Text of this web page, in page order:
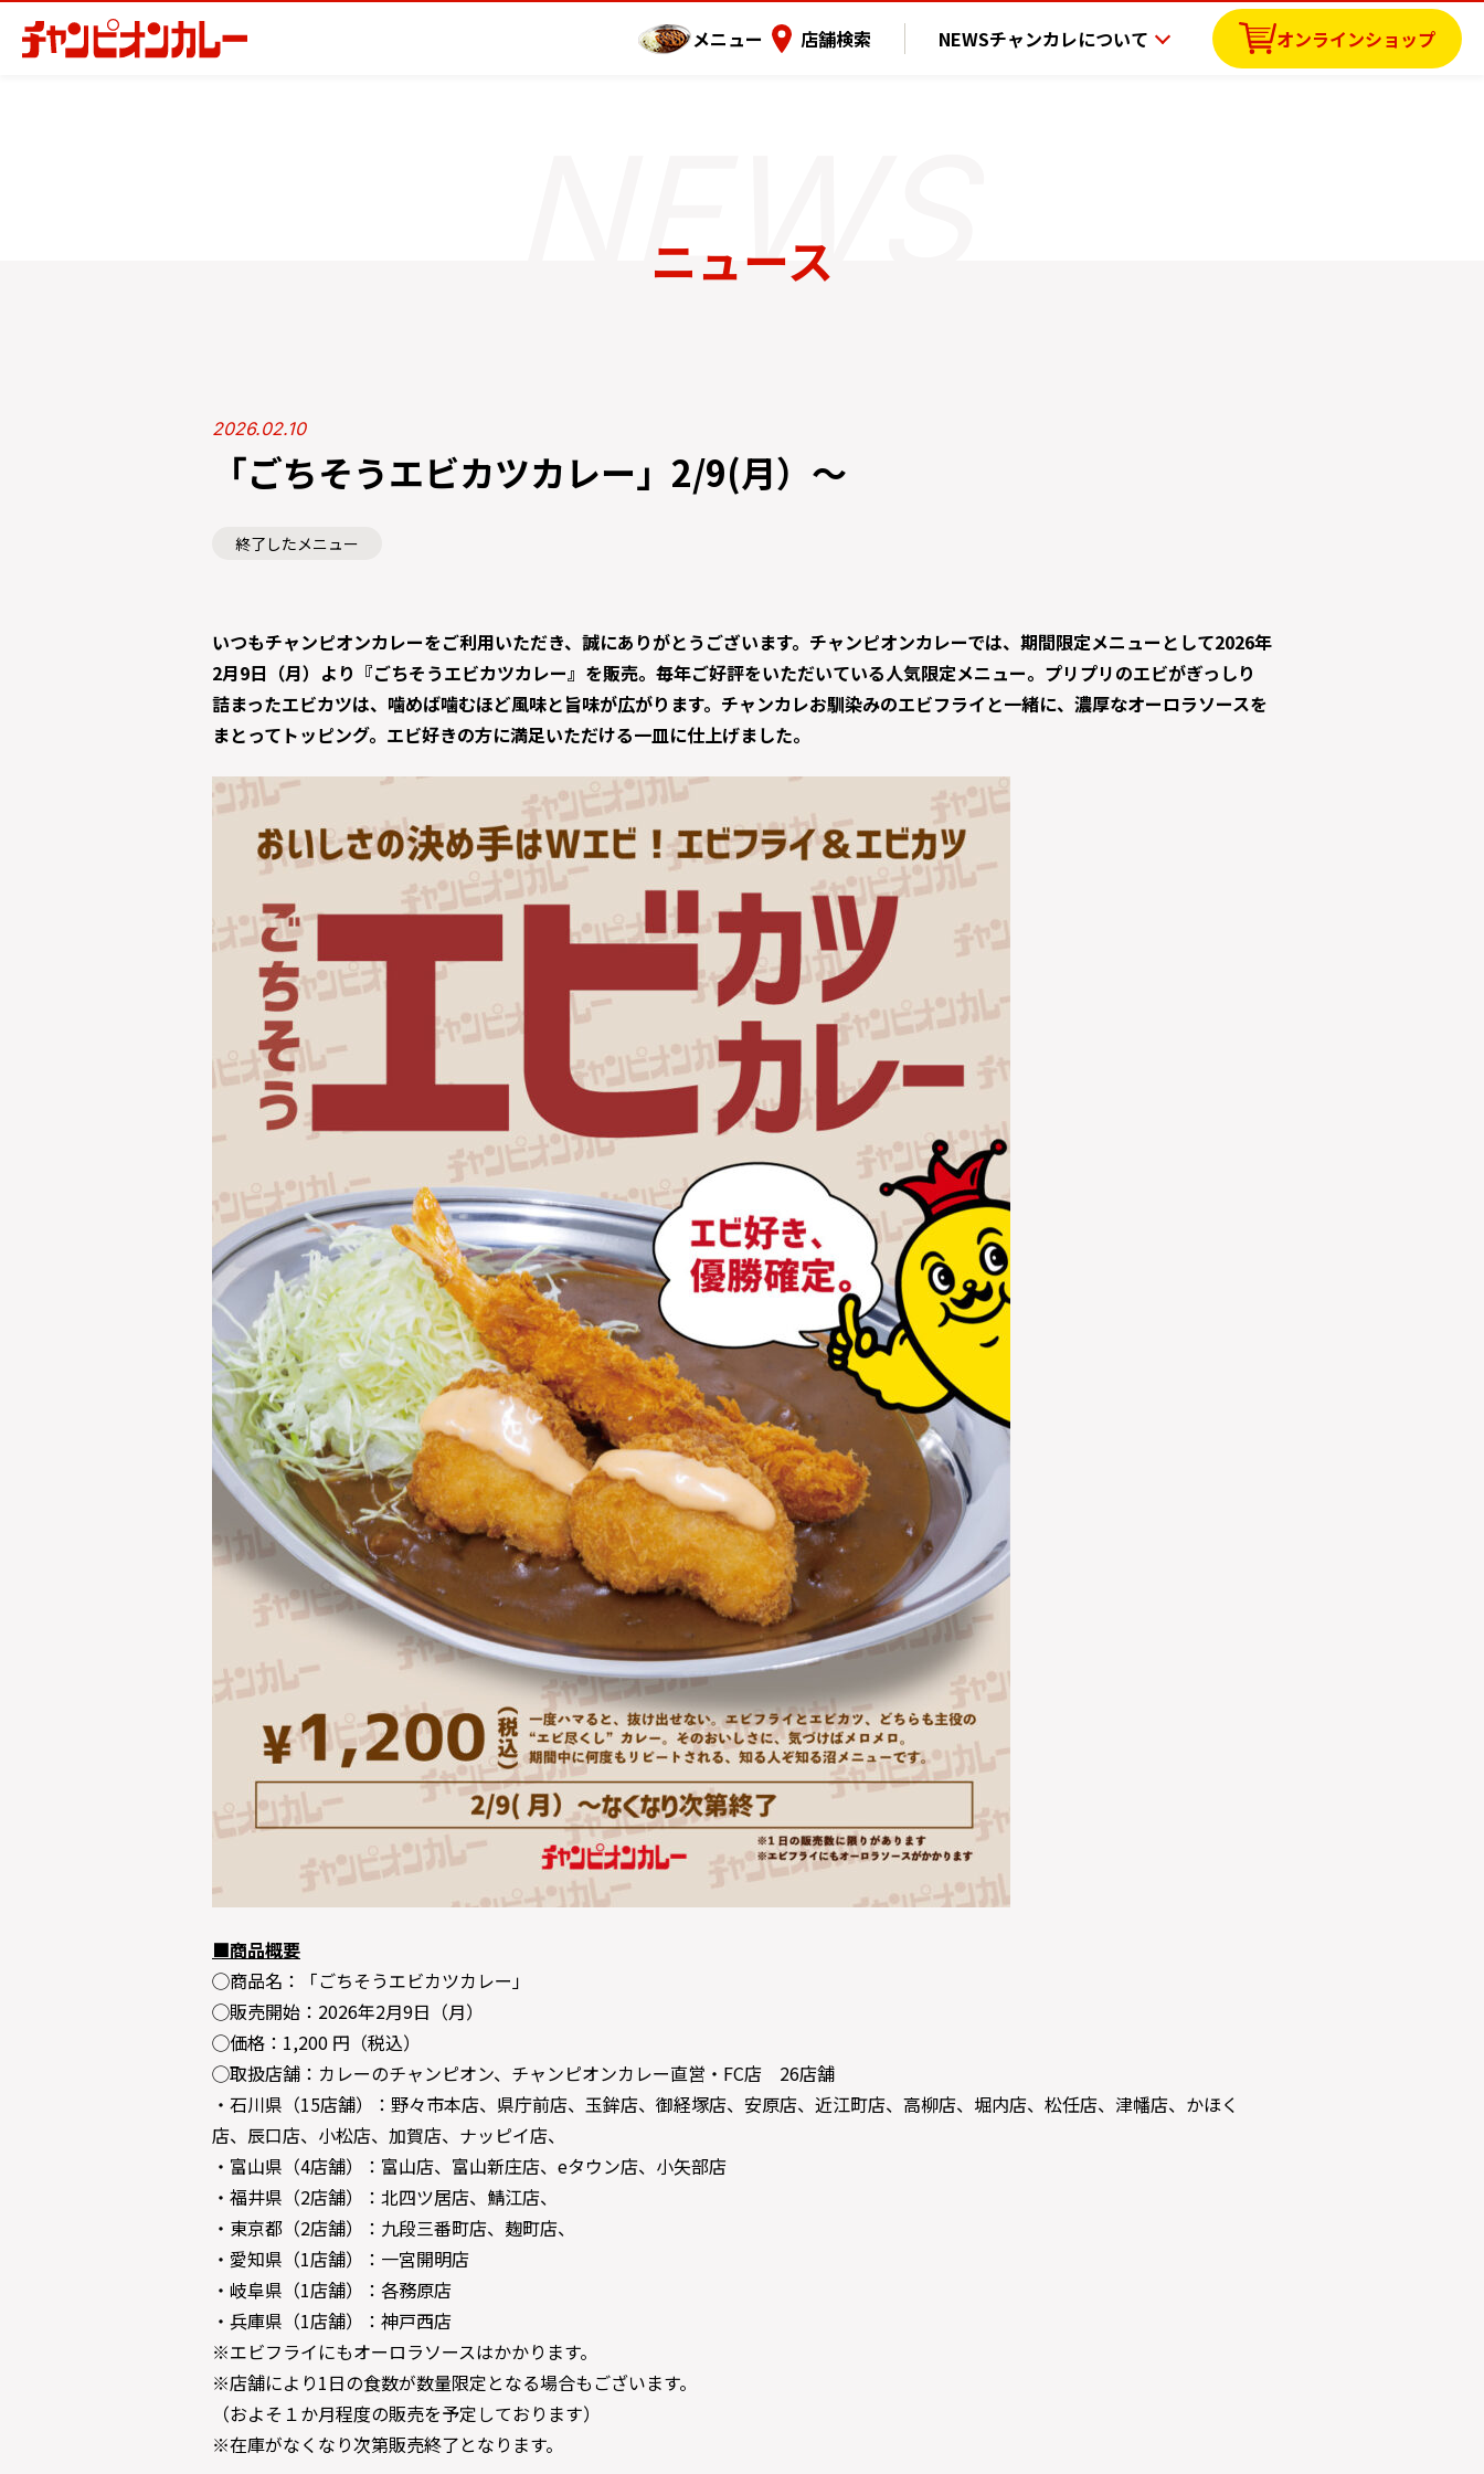
メニュー 店舗検索 NEWSチャンカレについて オンラインショップ
ニュース
2026.02.10
「ごちそうエビカツカレー」2/9(月）～
終了したメニュー
いつもチャンピオンカレーをご利用いただき、誠にありがとうございます。チャンピオンカレーでは、期間限定メニューとして2026年
2月9日（月）より『ごちそうエビカツカレー』を販売。毎年ご好評をいただいている人気限定メニュー。プリプリのエビがぎっしり
詰まったエビカツは、噛めば噛むほど風味と旨味が広がります。チャンカレお馴染みのエビフライと一緒に、濃厚なオーロラソースを
まとってトッピング。エビ好きの方に満足いただける一皿に仕上げました。
■商品概要
◯商品名：「ごちそうエビカツカレー」
◯販売開始：2026年2月9日（月）
◯価格：1,200 円（税込）
◯取扱店舗：カレーのチャンピオン、チャンピオンカレー直営・FC店 26店舗
・石川県（15店舗）：野々市本店、県庁前店、玉鉾店、御経塚店、安原店、近江町店、高柳店、堀内店、松任店、津幡店、かほく
店、辰口店、小松店、加賀店、ナッピイ店、
・富山県（4店舗）：富山店、富山新庄店、eタウン店、小矢部店
・福井県（2店舗）：北四ツ居店、鯖江店、
・東京都（2店舗）：九段三番町店、麹町店、
・愛知県（1店舗）：一宮開明店
・岐阜県（1店舗）：各務原店
・兵庫県（1店舗）：神戸西店
※エビフライにもオーロラソースはかかります。
※店舗により1日の食数が数量限定となる場合もございます。
（およそ１か月程度の販売を予定しております）
※在庫がなくなり次第販売終了となります。